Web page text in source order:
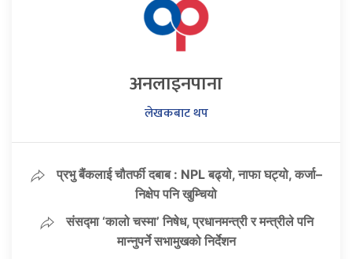
अनलाइनपाना
लेखकबाट थप
प्रभु बैंकलाई चौतर्फी दबाब : NPL बढ्यो, नाफा घट्यो, कर्जा–
निक्षेप पनि खुम्चियो
संसद्मा ‘कालो चस्मा’ निषेध, प्रधानमन्त्री र मन्त्रीले पनि
मान्नुपर्ने सभामुखको निर्देशन